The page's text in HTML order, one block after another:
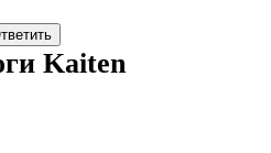
Kaiten